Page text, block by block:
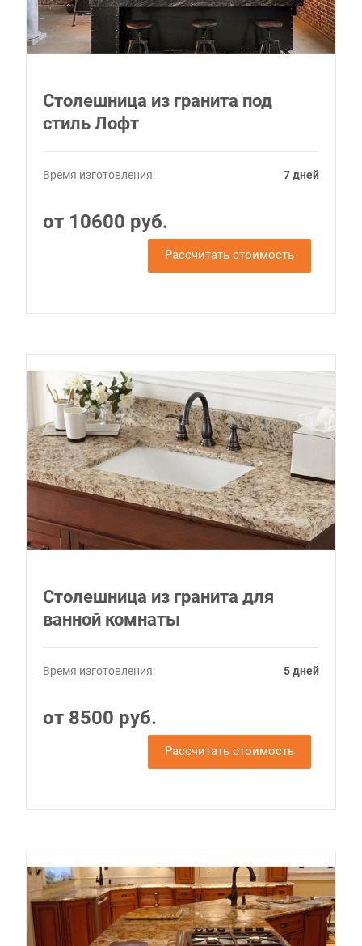
Столешница из гранита под
стиль Лофт
Время изготовления: 7 дней
от 10600 руб.
Рассчитать стоимость
Столешница из гранита для
ванной комнаты
Время изготовления: 5 дней
от 8500 руб.
Рассчитать стоимость